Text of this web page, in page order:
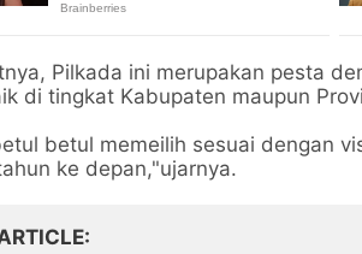
Pilkada ini merupakan pesta
di tingkat Kabupaten maupun
betul memeilih sesuai dengan
ke depan,"ujarnya.